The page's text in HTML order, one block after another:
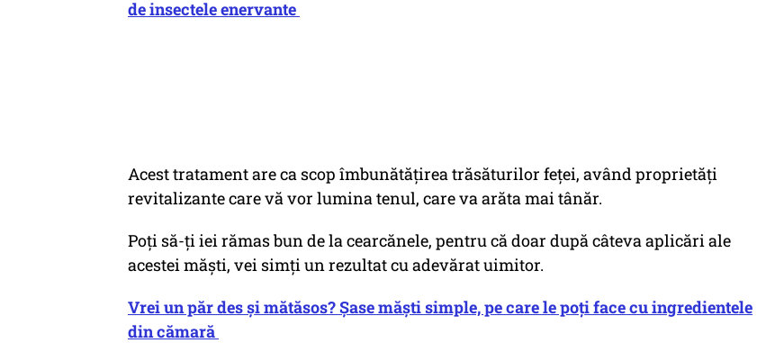
de insectele enervante
Acest tratament are ca scop îmbunătățirea trăsăturilor feței, având proprietăți
revitalizante care vă vor lumina tenul, care va arăta mai tânăr.
Poți să-ți iei rămas bun de la cearcănele, pentru că doar după câteva aplicări ale
acestei măști, vei simți un rezultat cu adevărat uimitor.
Vrei un păr des și mătăsos? Șase măști simple, pe care le poți face cu ingredientele
din cămară